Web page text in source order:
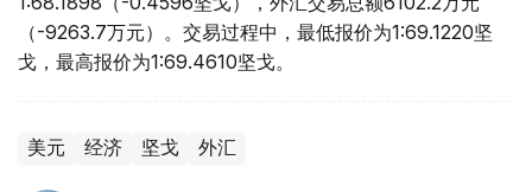
（-9263.7万元）。交易过程中，最低报价为1:69.1220坚
戈，最高报价为1:69.4610坚戈。
美元 经济 坚戈 外汇